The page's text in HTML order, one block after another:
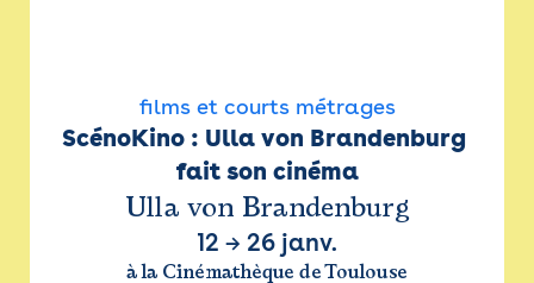
films et courts métrages
ScénoKino : Ulla von Brandenburg
fait son cinéma
Ulla von Brandenburg
12 → 26 janv.
à la Cinémathèque de Toulouse